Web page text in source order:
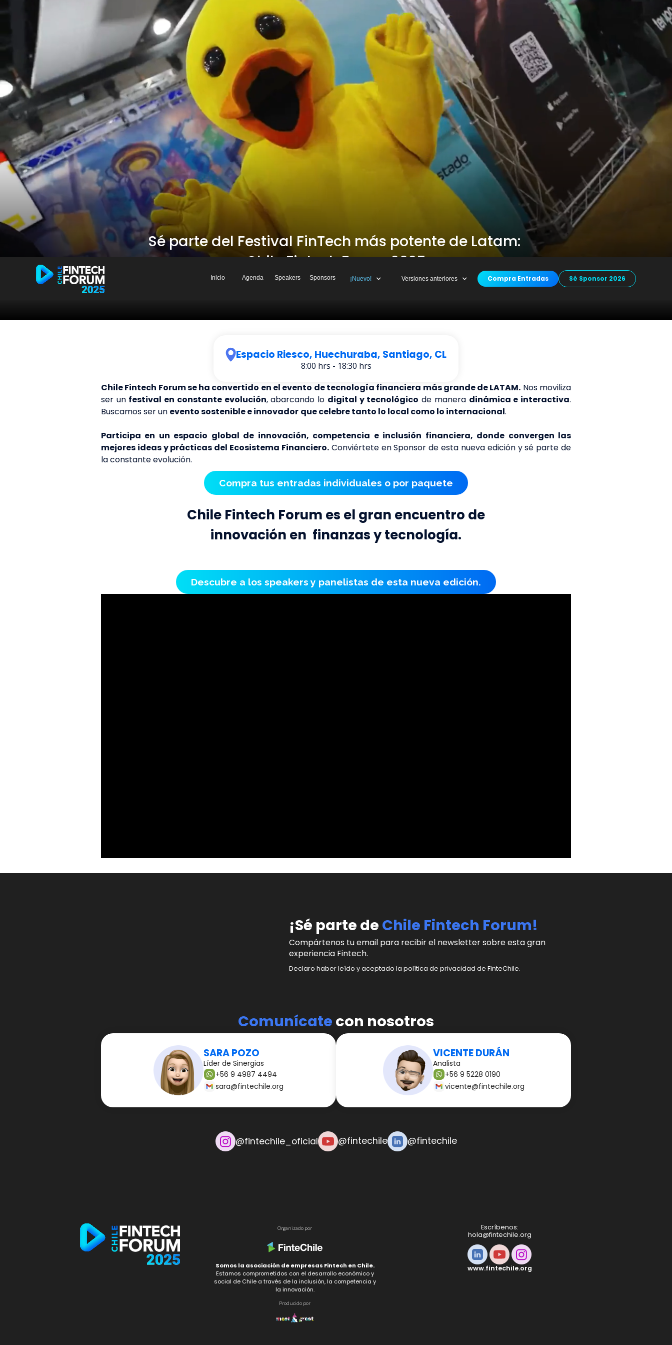
Sé parte del Festival FinTech más potente de Latam:
Chile Fintech Forum 2025
Inicio Agenda Speakers Sponsors ¡Nuevo! Versiones anteriores Compra Entradas Sé Sponsor 2026
Espacio Riesco, Huechuraba, Santiago, CL
8:00 hrs - 18:30 hrs
Chile Fintech Forum se ha convertido en el evento de tecnología financiera más grande de LATAM. Nos moviliza
ser un festival en constante evolución, abarcando lo digital y tecnológico de manera dinámica e interactiva.
Buscamos ser un evento sostenible e innovador que celebre tanto lo local como lo internacional.
Participa en un espacio global de innovación, competencia e inclusión financiera, donde convergen las
mejores ideas y prácticas del Ecosistema Financiero.Conviértete en Sponsor de esta nueva edición y sé parte de
la constante evolución.
Compra tus entradas individuales o por paquete
Chile Fintech Forum es el gran encuentro de
innovación en finanzas y tecnología.
Descubre a los speakers y panelistas de esta nueva edición.
¡Sé parte de Chile Fintech Forum!
Compártenos tu email para recibir el newsletter sobre esta gran
experiencia Fintech.
Declaro haber leído y aceptado la política de privacidad de FinteChile.
Comunícate con nosotros
SARA POZO
Líder de Sinergias
+56 9 4987 4494
sara@fintechile.org
VICENTE DURÁN
Analista
+56 9 5228 0190
vicente@fintechile.org
@fintechile_oficial @fintechile @fintechile
Organizado por
Somos la asociación de empresas Fintech en Chile.
Estamos comprometidos con el desarrollo económico y
social de Chile a través de la inclusión, la competencia y
la innovación.
Producido por
Escríbenos:
hola@fintechile.org
www.fintechile.org